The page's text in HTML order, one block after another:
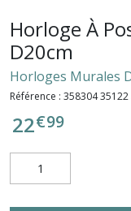
Horloge À
D20cm
Horloges Murales
Référence : 358304
22€99